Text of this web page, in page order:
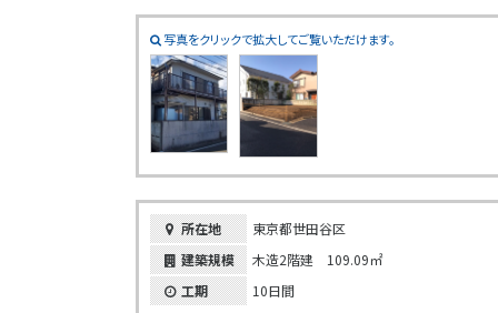
写真をクリックで拡大してご覧いただけます。
所在地
東京都世田谷区
建築規模
木造2階建 109.09㎡
工期
10日間